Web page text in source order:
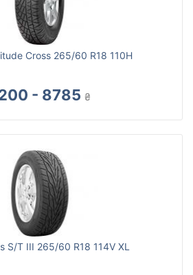
Cross 265/60 R18 110H
- 8785 ₴
S/T III 265/60 R18 114V XL